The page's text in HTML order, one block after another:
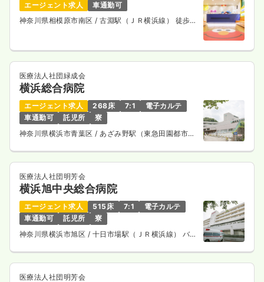
エージェント求人
車通勤可
神奈川県相模原市南区/ 古淵駅（ＪＲ横浜線） 徒歩
医療法人社団緑成会
横浜総合病院
エージェント求人 268床 7:1
電子カルテ
車通勤可
託児所
寮
神奈川県横浜市青葉区 / あざみ野駅（東急田園都市
医療法人社団明芳会
横浜旭中央総合病院
エージェント求人 515床 7:1
電子カルテ
車通勤可
託児所
寮
神奈川県横浜市旭区 / 十日市場駅（ＪＲ横浜線） バス
医療法人社団明芳会